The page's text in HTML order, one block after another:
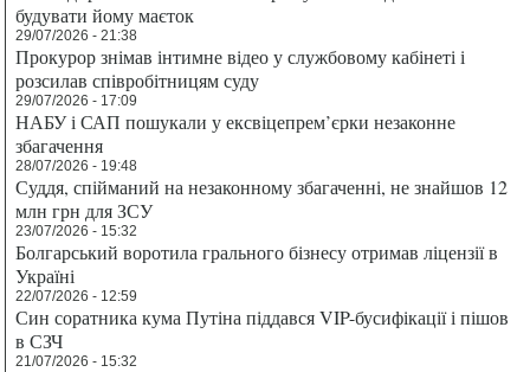
будувати йому маєток
29/07/2026 - 21:38
Прокурор знімав інтимне відео у службовому кабінеті і
розсилав співробітницям суду
29/07/2026 - 17:09
НАБУ і САП пошукали у ексвіцепрем’єрки незаконне
збагачення
28/07/2026 - 19:48
Суддя, спійманий на незаконному збагаченні, не знайшов 12
млн грн для ЗСУ
23/07/2026 - 15:32
Болгарський воротила грального бізнесу отримав ліцензії в
Україні
22/07/2026 - 12:59
Син соратника кума Путіна піддався VIP-бусифікації і пішов
в СЗЧ
21/07/2026 - 15:32